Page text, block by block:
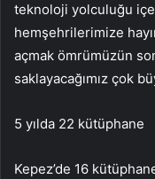
teknoloji yolculuğu
hemşehrilerimize
açmak ömrümüzün
saklayacağımız çok
5 yılda 22 kütüphane
Kepez’de 16